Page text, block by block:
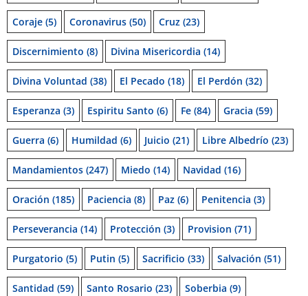
Coraje (5) Coronavirus (50) Cruz (23)
Discernimiento (8) Divina Misericordia (14)
Divina Voluntad (38) El Pecado (18) El Perdón (32)
Esperanza (3) Espiritu Santo (6) Fe (84) Gracia (59)
Guerra (6) Humildad (6) Juicio (21) Libre Albedrío (23)
Mandamientos (247) Miedo (14) Navidad (16)
Oración (185) Paciencia (8) Paz (6) Penitencia (3)
Perseverancia (14) Protección (3) Provision (71)
Purgatorio (5) Putin (5) Sacrificio (33) Salvación (51)
Santidad (59) Santo Rosario (23) Soberbia (9)